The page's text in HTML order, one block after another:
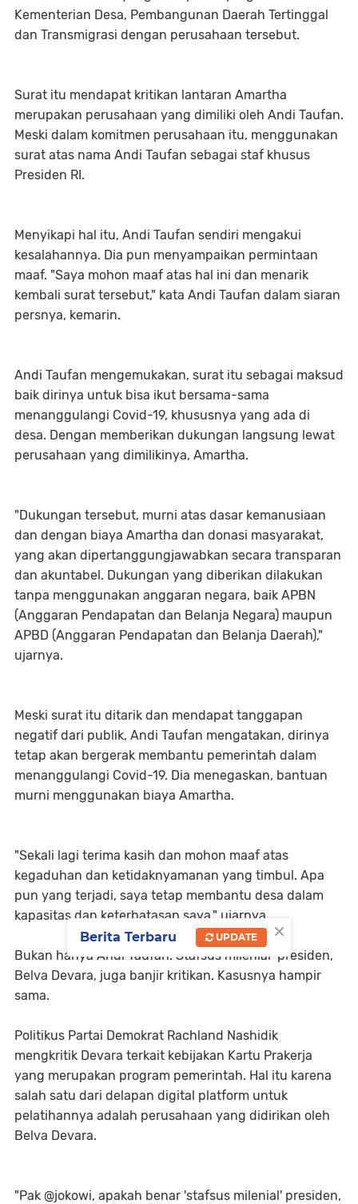
Kementerian Desa, Pembangunan Daerah Tertinggal
dan Transmigrasi dengan perusahaan tersebut.
Surat itu mendapat kritikan lantaran Amartha
merupakan perusahaan yang dimiliki oleh Andi Taufan.
Meski dalam komitmen perusahaan itu, menggunakan
surat atas nama Andi Taufan sebagai staf khusus
Presiden RI.
Menyikapi hal itu, Andi Taufan sendiri mengakui
kesalahannya. Dia pun menyampaikan permintaan
maaf. "Saya mohon maaf atas hal ini dan menarik
kembali surat tersebut," kata Andi Taufan dalam siaran
persnya, kemarin.
Andi Taufan mengemukakan, surat itu sebagai maksud
baik dirinya untuk bisa ikut bersama-sama
menanggulangi Covid-19, khususnya yang ada di
desa. Dengan memberikan dukungan langsung lewat
perusahaan yang dimilikinya, Amartha.
"Dukungan tersebut, murni atas dasar kemanusiaan
dan dengan biaya Amartha dan donasi masyarakat,
yang akan dipertanggungjawabkan secara transparan
dan akuntabel. Dukungan yang diberikan dilakukan
tanpa menggunakan anggaran negara, baik APBN
(Anggaran Pendapatan dan Belanja Negara) maupun
APBD (Anggaran Pendapatan dan Belanja Daerah),"
ujarnya.
Meski surat itu ditarik dan mendapat tanggapan
negatif dari publik, Andi Taufan mengatakan, dirinya
tetap akan bergerak membantu pemerintah dalam
menanggulangi Covid-19. Dia menegaskan, bantuan
murni menggunakan biaya Amartha.
"Sekali lagi terima kasih dan mohon maaf atas
kegaduhan dan ketidaknyamanan yang timbul. Apa
pun yang terjadi, saya tetap membantu desa dalam
kapasitas dan keterbatasan saya," ujarnya.
Bukan hanya Andi Taufan. Stafsus milenial presiden,
Belva Devara, juga banjir kritikan. Kasusnya hampir
sama.
Politikus Partai Demokrat Rachland Nashidik
mengkritik Devara terkait kebijakan Kartu Prakerja
yang merupakan program pemerintah. Hal itu karena
salah satu dari delapan digital platform untuk
pelatihannya adalah perusahaan yang didirikan oleh
Belva Devara.
"Pak @jokowi, apakah benar 'stafsus milenial' presiden,
×
Berita Terbaru UPDATE